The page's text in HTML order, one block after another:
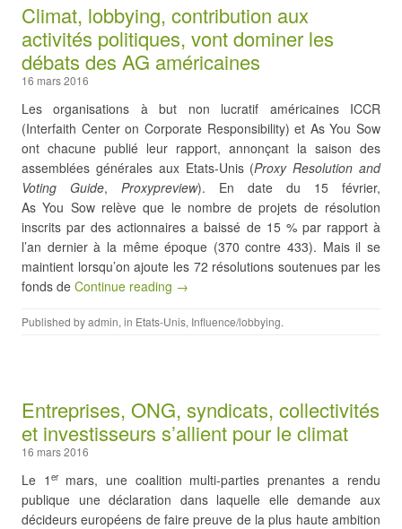
Climat, lobbying, contribution aux
activités politiques, vont dominer les
débats des AG américaines
16 mars 2016
Les organisations à but non lucratif américaines ICCR
(Interfaith Center on Corporate Responsibility) et As You Sow
ont chacune publié leur rapport, annonçant la saison des
assemblées générales aux Etats-Unis (Proxy Resolution and
Voting Guide, Proxypreview). En date du 15 février,
As You Sow relève que le nombre de projets de résolution
inscrits par des actionnaires a baissé de 15 % par rapport à
l’an dernier à la même époque (370 contre 433). Mais il se
maintient lorsqu’on ajoute les 72 résolutions soutenues par les
fonds de Continue reading →
Published byadmin, in Etats-Unis, Influence/lobbying.
Entreprises, ONG, syndicats, collectivités
et investisseurs s’allient pour le climat
16 mars 2016
Le 1 ermars, une coalition multi-parties prenantes a rendu
publique une déclaration dans laquelle elle demande aux
décideurs européens de faire preuve de la plus haute ambition